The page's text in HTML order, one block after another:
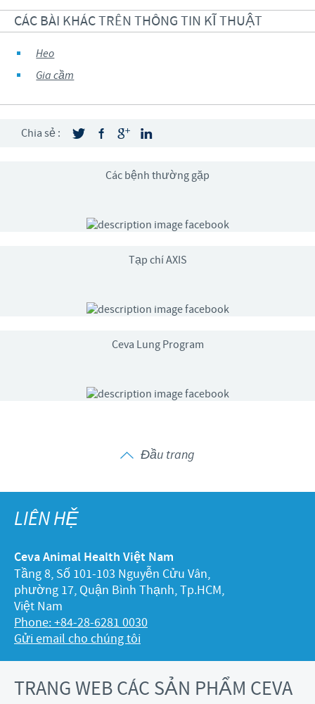
CÁC BÀI KHÁC TRÊN THÔNG TIN KĨ THUẬT
Heo
Gia cầm
Chia sẻ :
Các bệnh thường gặp
Tạp chí AXIS
Ceva Lung Program
Đầu trang
LIÊN HỆ
Ceva Animal Health Việt Nam
Tầng 8, Số 101-103 Nguyễn Cửu Vân,
phường 17, Quận Bình Thạnh, Tp.HCM,
Việt Nam
Phone: +84-28-6281 0030
Gửi email cho chúng tôi
TRANG WEB CÁC SẢN PHẨM CEVA